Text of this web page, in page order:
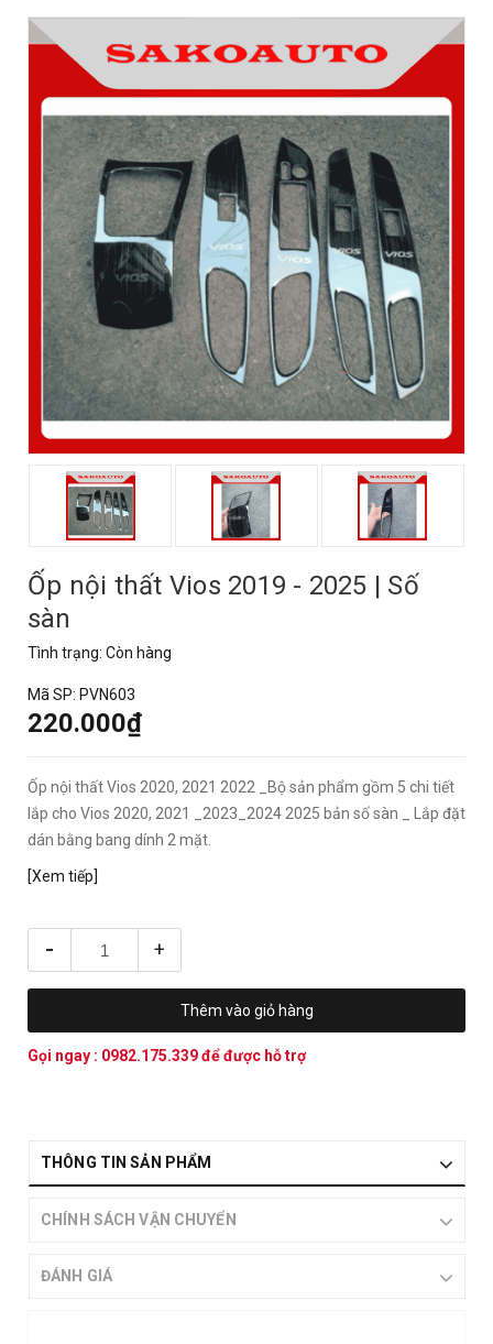
Ốp nội thất Vios 2019 - 2025 | Số
sàn
Tình trạng: Còn hàng
Mã SP: PVN603
220.000₫
Ốp nội thất Vios 2020, 2021 2022 _Bộ sản phẩm gồm 5 chi tiết
lắp cho Vios 2020, 2021 _2023_2024 2025 bản số sàn _ Lắp đặt
dán bằng bang dính 2 mặt.
[Xem tiếp]
- +
Thêm vào giỏ hàng
Gọi ngay : 0982.175.339để được hỗ trợ
THÔNG TIN SẢN PHẨM
CHÍNH SÁCH VẬN CHUYỂN
ĐÁNH GIÁ